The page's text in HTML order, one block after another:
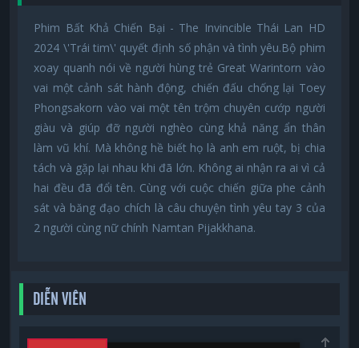
Phim Bất Khả Chiến Bại - The Invincible Thái Lan HD
2024 \'Trái tim\' quyết định số phận và tình yêu.Bộ phim
xoay quanh nói về người hùng trẻ Great Warintorn vào
vai một cảnh sát hành động, chiến đấu chống lại Toey
Phongsakorn vào vai một tên trộm chuyên cướp người
giàu và giúp đỡ người nghèo cùng khả năng ẩn thân
làm vũ khí. Mà không hề biết họ là anh em ruột, bị chia
tách và gặp lại nhau khi đã lớn. Không ai nhận ra ai vì cả
hai đều đã đổi tên. Cùng với cuộc chiến giữa phe cảnh
sát và băng đạo chích là câu chuyện tình yêu tay 3 của
2 người cùng nữ chính Namtan Pijakkhana.
DIỄN VIÊN